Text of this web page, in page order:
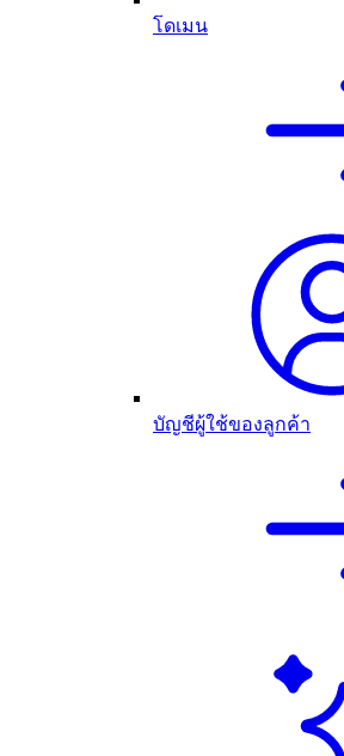
โดเมน
บัญชีผู้ใช้ของลูกค้า